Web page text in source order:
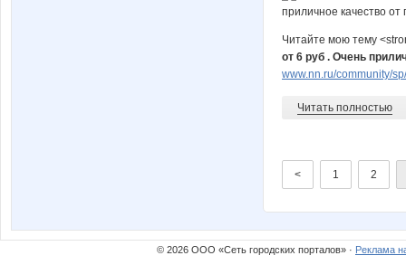
Читайте мою тему
от 6 руб . Очень
www.nn.ru/community/
Читать полностью
< 1 2
© 2026 ООО «Сеть городских порталов» · Реклама